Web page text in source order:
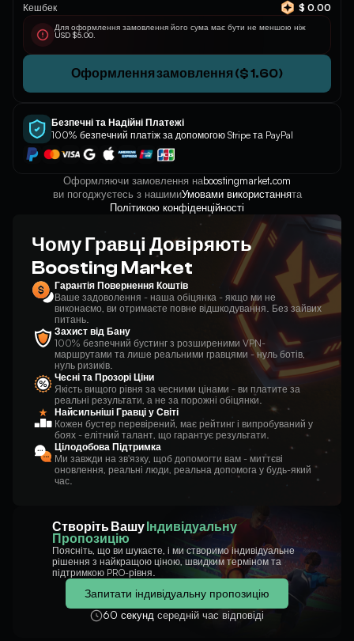
Кешбек
$ 0.00
Для оформлення замовлення його сума має бути не меншою ніж
USD $5.00.
Оформлення замовлення ($ 1.60)
Безпечні та Надійні Платежі
100% безпечний платіж за допомогою Stripe та PayPal
Оформляючи замовлення наboostingmarket.com
ви погоджуєтесь з нашимиУмовами використаннята
Політикою конфіденційності
Чому Гравці Довіряють
Boosting Market
Гарантія Повернення Коштів
Ваше задоволення - наша обіцянка - якщо ми не
виконаємо, ви отримаєте повне відшкодування. Без зайвих
питань.
Захист від Бану
100% безпечний бустинг з розширеними VPN-
маршрутами та лише реальними гравцями - нуль ботів,
нуль ризиків.
Чесні та Прозорі Ціни
Якість вищого рівня за чесними цінами - ви платите за
реальні результати, а не за порожні обіцянки.
Найсильніші Гравці у Світі
Кожен бустер перевірений, має рейтинг і випробуваний у
боях - елітний талант, що гарантує результати.
Цілодобова Підтримка
Ми завжди на зв'язку, щоб допомогти вам - миттєві
оновлення, реальні люди, реальна допомога у будь-який
час.
Створіть Вашу Індивідуальну
Пропозицію
Поясніть, що ви шукаєте, і ми створимо індивідуальне
рішення з найкращою ціною, швидким терміном та
підтримкою PRO-рівня.
Запитати індивідуальну пропозицію
60 секунд середній час відповіді